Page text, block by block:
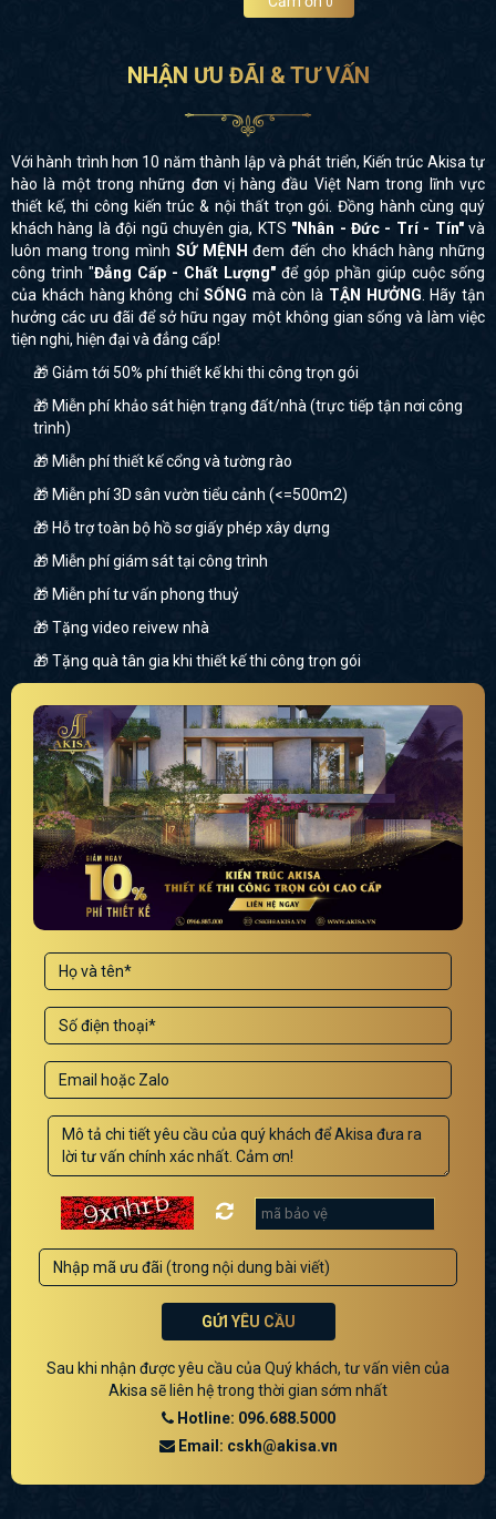
NHẬN ƯU ĐÃI & TƯ VẤN
Với hành trình hơn 10 năm thành lập và phát triển, Kiến trúc Akisa tự
hào là một trong những đơn vị hàng đầu Việt Nam trong lĩnh vực
thiết kế, thi công kiến trúc & nội thất trọn gói. Đồng hành cùng quý
khách hàng là đội ngũ chuyên gia, KTS "Nhân - Đức - Trí - Tín"và
luôn mang trong mình SỨ MỆNH đem đến cho khách hàng những
công trình "Đẳng Cấp - Chất Lượng" để góp phần giúp cuộc sống
của khách hàng không chỉ SỐNG mà còn là TẬN HƯỞNG. Hãy tận
hưởng các ưu đãi để sở hữu ngay một không gian sống và làm việc
tiện nghi, hiện đại và đẳng cấp!
🎁 Giảm tới 50% phí thiết kế khi thi công trọn gói
🎁 Miễn phí khảo sát hiện trạng đất/nhà (trực tiếp tận nơi công
trình)
🎁 Miễn phí thiết kế cổng và tường rào
🎁 Miễn phí 3D sân vườn tiểu cảnh (<=500m2)
🎁 Hỗ trợ toàn bộ hồ sơ giấy phép xây dựng
🎁 Miễn phí giám sát tại công trình
🎁 Miễn phí tư vấn phong thuỷ
🎁 Tặng video reivew nhà
🎁 Tặng quà tân gia khi thiết kế thi công trọn gói
GỬI YÊU CẦU
Sau khi nhận được yêu cầu của Quý khách, tư vấn viên của
Akisa sẽ liên hệ trong thời gian sớm nhất
Hotline: 096.688.5000
Email: cskh@akisa.vn